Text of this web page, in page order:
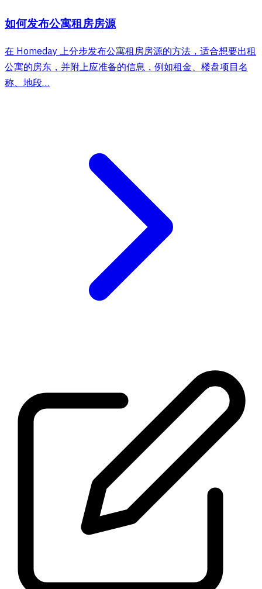
如何发布公寓租房房源
在 Homeday 上分步发布公寓租房房源的方法，适合想要出租
公寓的房东，并附上应准备的信息，例如租金、楼盘项目名
称、地段…